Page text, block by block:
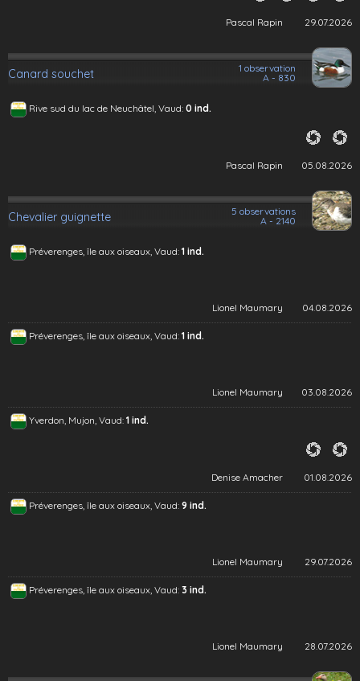
Pascal Rapin 29.07.2026
Canard souchet
1 observation
A - 830
Rive sud du lac de Neuchâtel, Vaud: 0 ind.
Pascal Rapin 05.08.2026
Chevalier guignette
5 observations
A - 2140
Préverenges, île aux oiseaux, Vaud: 1 ind.
Lionel Maumary 04.08.2026
Préverenges, île aux oiseaux, Vaud: 1 ind.
Lionel Maumary 03.08.2026
Yverdon, Mujon, Vaud: 1 ind.
Denise Amacher 01.08.2026
Préverenges, île aux oiseaux, Vaud: 9 ind.
Lionel Maumary 29.07.2026
Préverenges, île aux oiseaux, Vaud: 3 ind.
Lionel Maumary 28.07.2026